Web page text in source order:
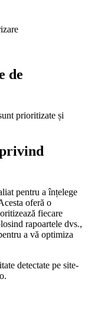
de
prioritizate și
pentru a înțelege
oferă o
fiecare
rapoartele dvs.,
a vă optimiza
detectate pe site-